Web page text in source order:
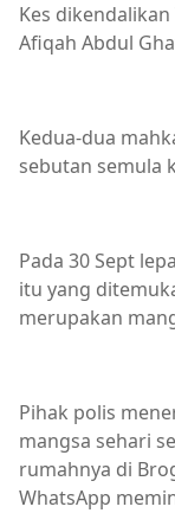
Kes
Afiqah Abdul
Kedua-dua
sebutan semula
Pada 30 Sept
itu yang
merupakan
Pihak polis
mangsa sehari
rumahnya di
WhatsApp